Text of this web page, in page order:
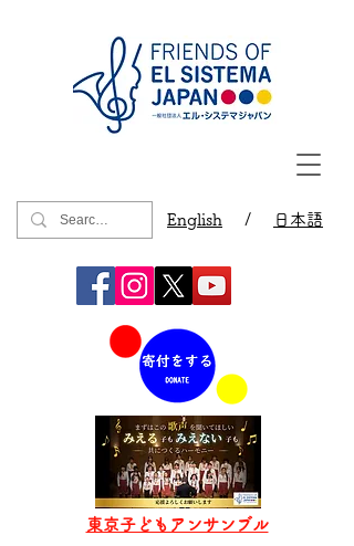
English / 日本語
東京子どもアンサンブル